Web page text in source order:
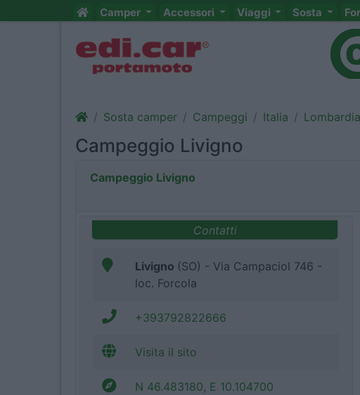
Camper Accessori Viaggi Sosta
Sosta camper Campeggi Italia Lombardia
Campeggio Livigno
Campeggio Livigno
Contatti
Livigno (SO) - Via Campaciol 746 -
loc. Forcola
+393792822666
Visita il sito
N 46.483180, E 10.104700